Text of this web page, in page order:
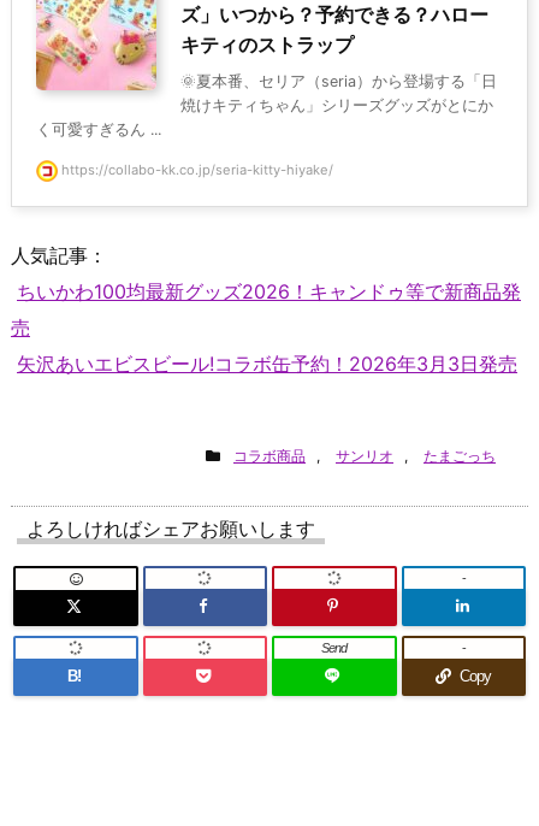
ズ」いつから？予約できる？ハロー
キティのストラップ
🌞夏本番、セリア（seria）から登場する「日
焼けキティちゃん」シリーズグッズがとにか
く可愛すぎるん ...
https://collabo-kk.co.jp/seria-kitty-hiyake/
人気記事：
ちいかわ100均最新グッズ2026！キャンドゥ等で新商品発
売
矢沢あいエビスビール!コラボ缶予約！2026年3月3日発売
コラボ商品 , サンリオ , たまごっち
よろしければシェアお願いします
-
B!
Send
Copy
-